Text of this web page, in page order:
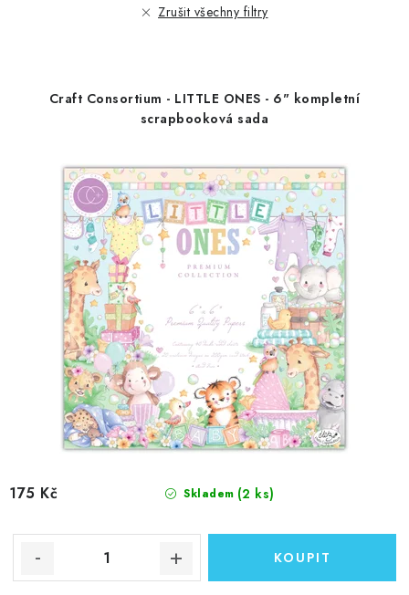
Zrušit všechny filtry
Craft Consortium - LITTLE ONES - 6" kompletní
scrapbooková sada
Skladem (2 ks)
175 Kč